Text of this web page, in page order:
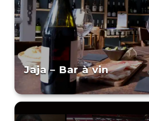
Jaja – Bar à vin